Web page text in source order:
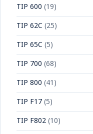
TIP 600 (19)
TIP 62C (25)
TIP 65C (5)
TIP 700 (68)
TIP 800 (41)
TIP F17(5)
TIP F802(10)